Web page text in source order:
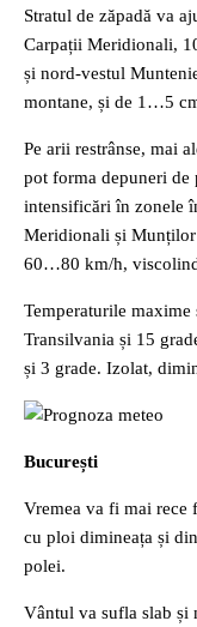
Stratul de zăpadă va
Carpații Meridionali,
și nord-vestul
montane, și de 1…5
Pe arii restrânse, mai
pot forma depuneri de
intensificări în zonele
Meridionali și
60…80 km/h,
Temperaturile
Transilvania și 15
și 3 grade. Izolat,
București
Vremea va fi mai rece
cu ploi dimineața și
polei.
Vântul va sufla slab și